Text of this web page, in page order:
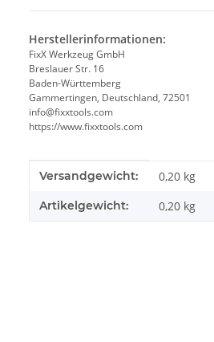
Herstellerinformationen:
FixX Werkzeug GmbH
Breslauer Str. 16
Baden-Württemberg
Gammertingen, Deutschland, 72501
info@fixxtools.com
https://www.fixxtools.com
Produkteigenschaft
Wert
Versandgewicht: 0,20 kg
Artikelgewicht: 0,20 kg